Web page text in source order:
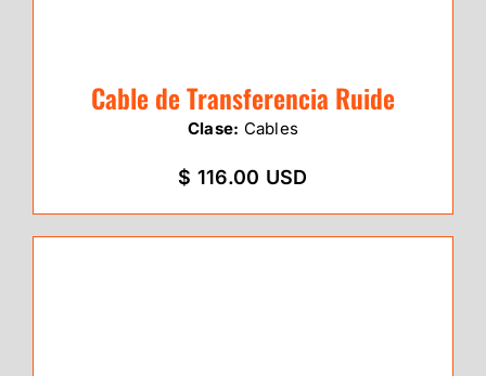
Cable de Transferencia Ruide
Clase: Cables
$ 116.00 USD